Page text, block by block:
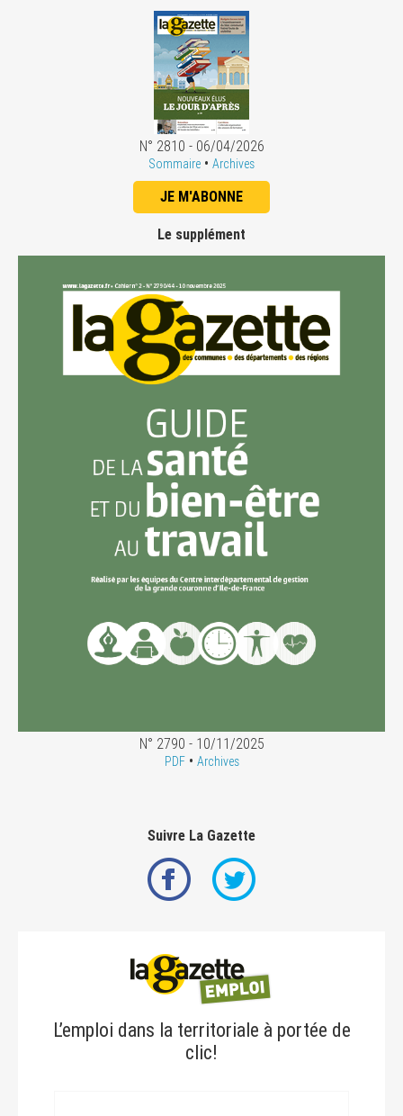
N° 2810 - 06/04/2026
Sommaire • Archives
JE M'ABONNE
Le supplément
N° 2790 - 10/11/2025
PDF• Archives
Suivre La Gazette
L’emploi dans la territoriale à portée de
clic!